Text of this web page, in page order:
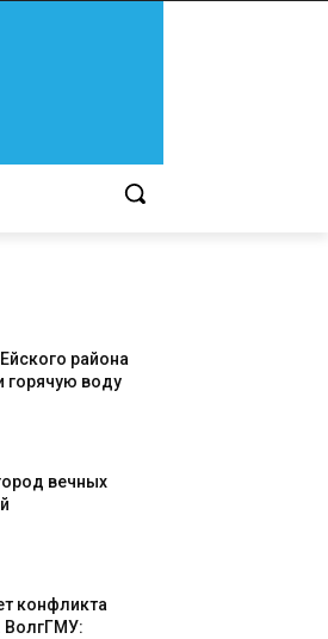
района
горячую воду
вечных
конфликта
ВолгГМУ: